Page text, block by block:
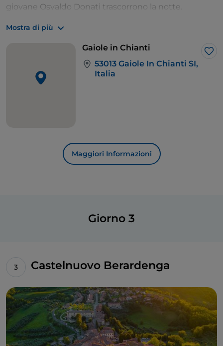
giovane Osvaldo Donati trascorrono la notte.
sorge a ridosso della strada ed è in realtà formato da
due alberi cresciuti con le radici intrecciate.
borghi fortificati che punteggiano il territorio di
Gaiole, collegati da itinerari turistici come la
Mostra di più
Gaiole in Chianti
53013 Gaiole In Chianti SI,
Italia
Maggiori Informazioni
Giorno 3
Castelnuovo Berardenga